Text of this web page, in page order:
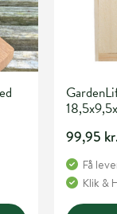
99,95
Få
Klik &